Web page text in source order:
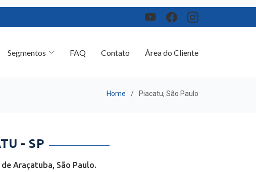
Home Piacatu, São Paulo
- SP
Araçatuba, São Paulo.